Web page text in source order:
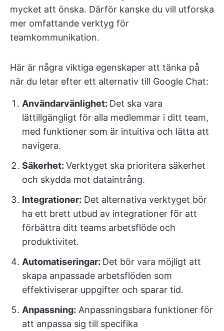
mycket att önska. Därför kanske du vill utforska
mer omfattande verktyg för
teamkommunikation.
Här är några viktiga egenskaper att tänka på
när du letar efter ett alternativ till Google Chat:
Användarvänlighet: Det ska vara
lättillgängligt för alla medlemmar i ditt team,
med funktioner som är intuitiva och lätta att
navigera.
Säkerhet: Verktyget ska prioritera säkerhet
och skydda mot dataintrång.
Integrationer: Det alternativa verktyget bör
ha ett brett utbud av integrationer för att
förbättra ditt teams arbetsflöde och
produktivitet.
Automatiseringar: Det bör vara möjligt att
skapa anpassade arbetsflöden som
effektiviserar uppgifter och sparar tid.
Anpassning: Anpassningsbara funktioner för
att anpassa sig till specifika